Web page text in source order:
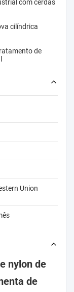
com cerdas
cilíndrica
de
Union
nylon de
de